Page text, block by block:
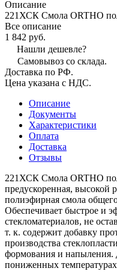
Описание
221ХСК Смола ORTHO
Все описание
1 842 руб.
Нашли дешевле?
Самовывоз со склада.
Доставка по РФ.
Цена указана с НДС.
Описание
Документы
Характеристики
Оплата
Доставка
Отзывы
221ХСК Смола ORTHO
предускоренная, высокой
полиэфирная смола
Обеспечивает быстрое и
стекломатериалов, не
т. к. содержит добавку
производства
формования и напыления.
пониженных